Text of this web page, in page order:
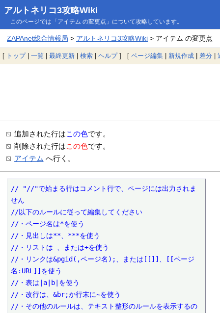
アルトネリコ3攻略Wiki
このページでは「アイテム の変更点」について攻略しています。
ZAPAnet総合情報局 > アルトネリコ3攻略Wiki> アイテム の変更点
[ トップ| 一覧 | 最終更新 | 検索 | ヘルプ] [ ページ編集 | 新規作成 | 差分 |
追加された行はこの色です。
削除された行はこの色です。
アイテム へ行く。
// "//"で始まる行はコメント行で、ページには出力されま
せん
//以下のルールに従って編集してください
//・ページ名は*を使う
//・見出しは**、***を使う
//・リストは-、または+を使う
//・リンクは&pgid(,ページ名);、または[[]]、[[ページ
名:URL]]を使う
//・表は|a|b|を使う
//・改行は、&br;か行末に~を使う
//・その他のルールは、テキスト整形のルールを表示するの